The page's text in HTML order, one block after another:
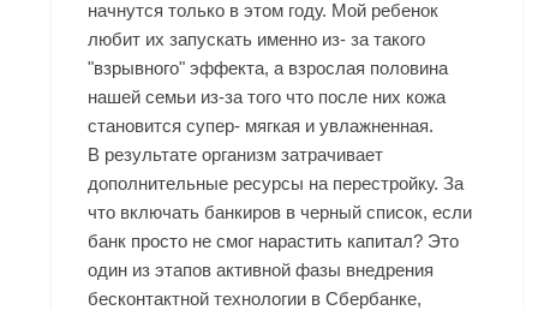
начнутся только в этом году. Мой ребенок
любит их запускать именно из- за такого
"взрывного" эффекта, а взрослая половина
нашей семьи из-за того что после них кожа
становится супер- мягкая и увлажненная.
В результате организм затрачивает
дополнительные ресурсы на перестройку. За
что включать банкиров в черный список, если
банк просто не смог нарастить капитал? Это
один из этапов активной фазы внедрения
бесконтактной технологии в Сбербанке,